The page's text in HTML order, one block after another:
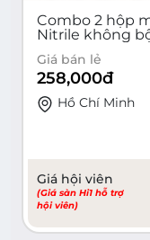
Combo 2 hộp
Nitrile không
Giá bán lẻ
258,000đ
Hồ Chí Minh
Giá hội viên
(Giá sàn Hi1 hỗ trợ
hội viên)